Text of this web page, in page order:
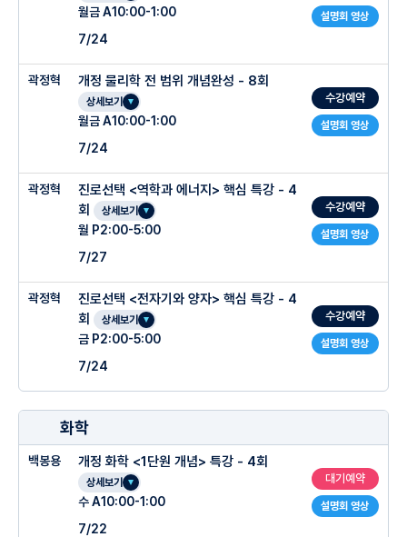
설명회 영상
월금 A10:00-1:00
7/24
곽정혁
설명회 영상
개정 물리학 전 범위 개념완성 - 8회
상세보기
월금 A10:00-1:00
7/24
수강예약
곽정혁
설명회 영상
진로선택 <역학과 에너지> 핵심 특강 - 4
회
상세보기
월 P2:00-5:00
7/27
수강예약
곽정혁
설명회 영상
진로선택 <전자기와 양자> 핵심 특강 - 4
회
상세보기
금 P2:00-5:00
7/24
수강예약
화학
백봉용
설명회 영상
개정 화학 <1단원 개념> 특강 - 4회
상세보기
수 A10:00-1:00
7/22
대기예약